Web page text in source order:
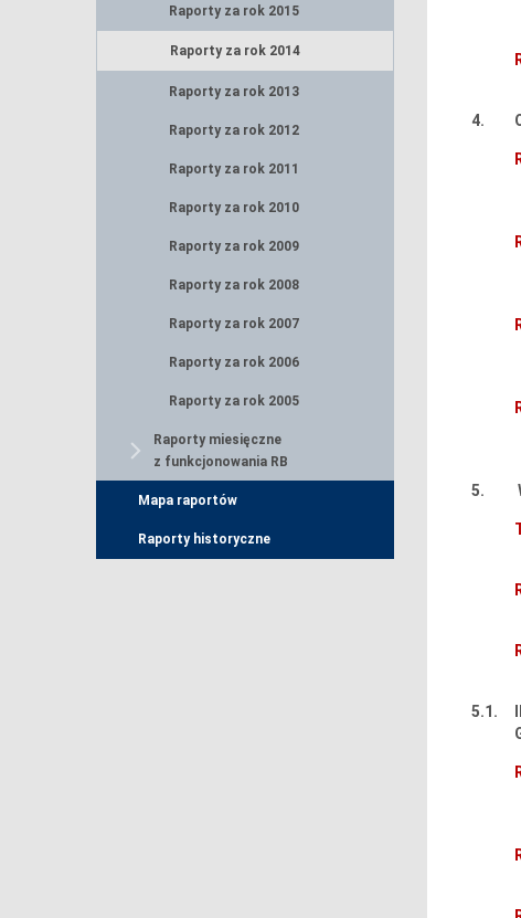
Raporty za rok 2015
Raporty za rok 2014
Raporty za rok 2013
Raporty za rok 2012
Raporty za rok 2011
Raporty za rok 2010
Raporty za rok 2009
Raporty za rok 2008
Raporty za rok 2007
Raporty za rok 2006
Raporty za rok 2005
Raporty miesięczne
z funkcjonowania RB
Mapa raportów
Raporty historyczne
4.
5.
5.1.